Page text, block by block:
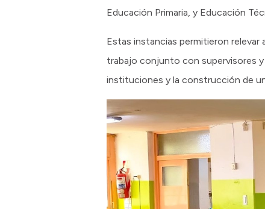
Educación Primaria, y Educación
Estas instancias permitieron
trabajo conjunto con supervisores
instituciones y la construcción de